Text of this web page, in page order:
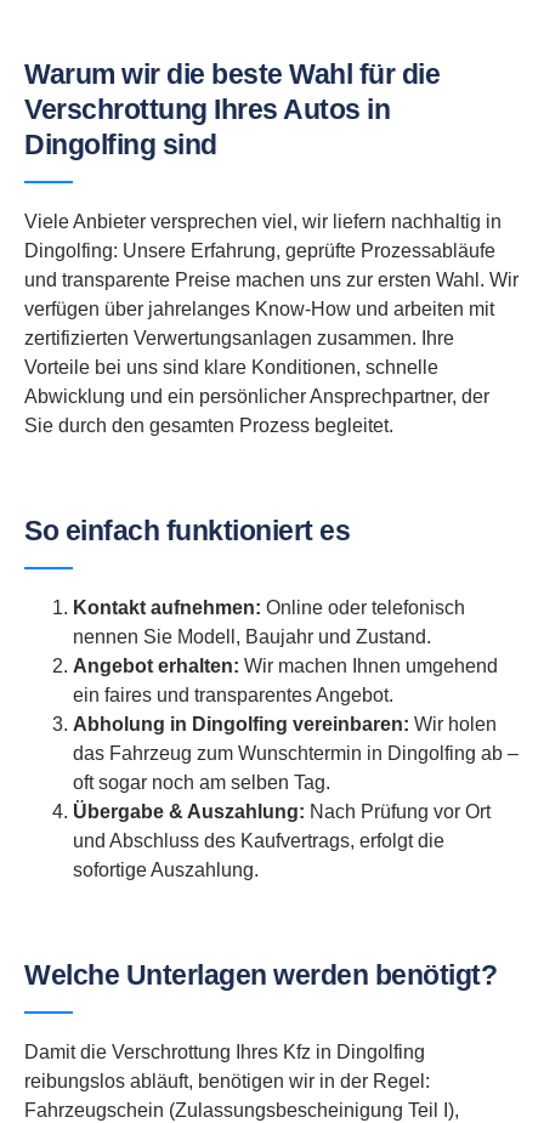
Warum wir die beste Wahl für die
Verschrottung Ihres Autos in
Dingolfing sind
Viele Anbieter versprechen viel, wir liefern nachhaltig in
Dingolfing: Unsere Erfahrung, geprüfte Prozessabläufe
und transparente Preise machen uns zur ersten Wahl. Wir
verfügen über jahrelanges Know-How und arbeiten mit
zertifizierten Verwertungsanlagen zusammen. Ihre
Vorteile bei uns sind klare Konditionen, schnelle
Abwicklung und ein persönlicher Ansprechpartner, der
Sie durch den gesamten Prozess begleitet.
So einfach funktioniert es
Kontakt aufnehmen: Online oder telefonisch
nennen Sie Modell, Baujahr und Zustand.
Angebot erhalten: Wir machen Ihnen umgehend
ein faires und transparentes Angebot.
Abholung in Dingolfing vereinbaren: Wir holen
das Fahrzeug zum Wunschtermin in Dingolfing ab –
oft sogar noch am selben Tag.
Übergabe & Auszahlung: Nach Prüfung vor Ort
und Abschluss des Kaufvertrags, erfolgt die
sofortige Auszahlung.
Welche Unterlagen werden benötigt?
Damit die Verschrottung Ihres Kfz in Dingolfing
reibungslos abläuft, benötigen wir in der Regel:
Fahrzeugschein (Zulassungsbescheinigung Teil I),